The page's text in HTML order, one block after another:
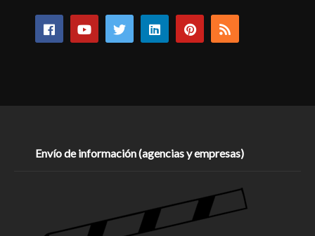
Envío de información (agencias y empresas)